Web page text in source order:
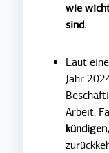
wie
sind.
Laut
Jahr
Arbeit.